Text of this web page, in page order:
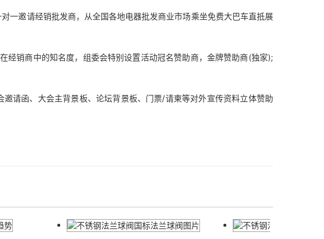
邀请经销批发商，从全国各地电器批发商业市场乘坐免费大巴车直抵展
销商中的知名度，组委会特别设置活动冠名赞助商，金牌赞助商(独家);
函、大会主背景板、论坛背景板、门票/请柬等对外宣传资料立体赞助